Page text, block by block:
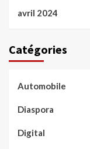
avril 2024
Catégories
Automobile
Diaspora
Digital